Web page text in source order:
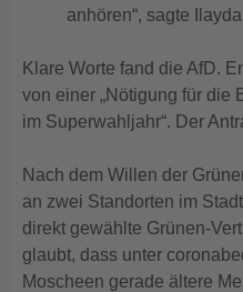
anhören“, sagte
Klare Worte fand die AfD.
von einer „Nötigung für die
im Superwahljahr“. Der
Nach dem Willen der
an zwei Standorten im
direkt gewählte Grünen-
glaubt, dass unter
Moscheen gerade ältere